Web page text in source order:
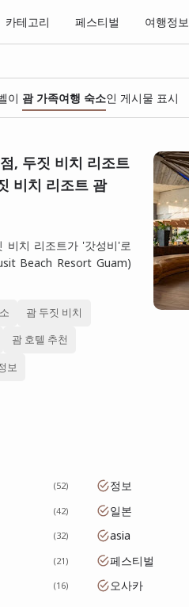
카테고리 페스티벌 여행정보
이 괌 가족여행 숙소인 게시물 표시
, 두짓 비치 리조트
비치 리조트 괌
비치 리조트가 '갓성비'로
Beach Resort Guam)
괌 두짓 비치
괌 호텔 추천
보
52 정보
42 일본
32 asia
21 페스티벌
16 오사카